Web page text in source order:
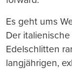
Es geht ums
Der
Edelschlitten
langjährigen,